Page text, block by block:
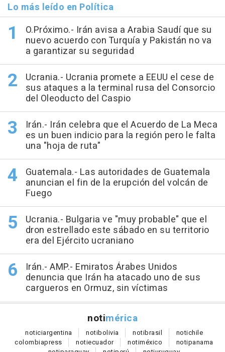
Lo más leído en Política
O.Próximo.- Irán avisa a Arabia Saudí que su
nuevo acuerdo con Turquía y Pakistán no va
a garantizar su seguridad
Ucrania.- Ucrania promete a EEUU el cese de
sus ataques a la terminal rusa del Consorcio
del Oleoducto del Caspio
Irán.- Irán celebra que el Acuerdo de La Meca
es un buen indicio para la región pero le falta
una "hoja de ruta"
Guatemala.- Las autoridades de Guatemala
anuncian el fin de la erupción del volcán de
Fuego
Ucrania.- Bulgaria ve "muy probable" que el
dron estrellado este sábado en su territorio
era del Ejército ucraniano
Irán.- AMP.- Emiratos Árabes Unidos
denuncia que Irán ha atacado uno de sus
cargueros en Ormuz, sin víctimas
notimérica
noticiargentina notibolivia notibrasil notichile
colombiapress notiecuador notiméxico notipanama